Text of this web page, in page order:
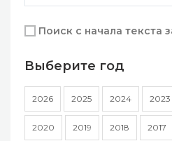
Поиск с начала текста
Выберите год
2026 2025 2024 2023
2020 2019 2018 2017